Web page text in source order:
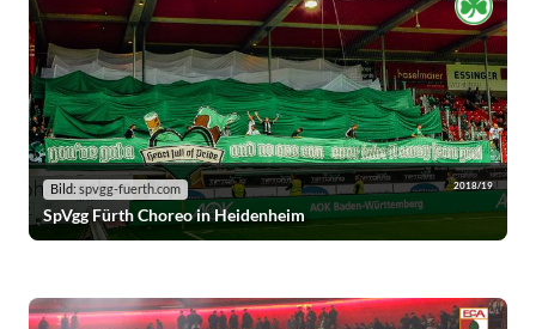
Bild: spvgg-fuerth.com 2018/19
SpVgg Fürth Choreo in Heidenheim